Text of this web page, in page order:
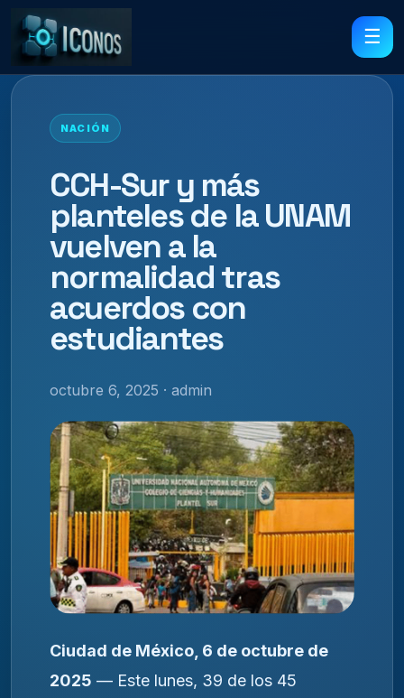
☰
NACIÓN
CCH-Sur y más
planteles de la UNAM
vuelven a la
normalidad tras
acuerdos con
estudiantes
octubre 6, 2025 · admin
Ciudad de México, 6 de octubre de
2025 — Este lunes, 39 de los 45